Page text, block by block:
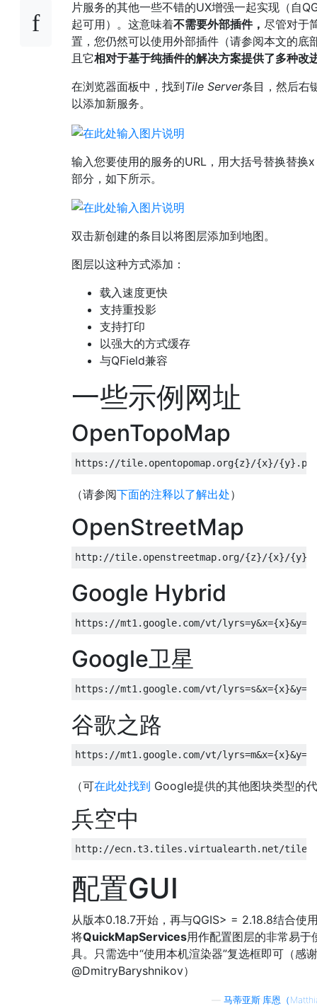
片服务的其他一些不错的UX增强一起实现（自
起可用）。这意味着不需要外部插件， 尽管对于
置，您仍然可以使用外部插件（请参阅本文的底
且它相对于基于纯插件的解决方案提供了多种改
在浏览器面板中，找到Tile Server条目，然后右
以添加新服务。
输入您要使用的服务的URL，用大括号替换替换
部分，如下所示。
双击新创建的条目以将图层添加到地图。
图层以这种方式添加：
载入速度更快
支持重投影
支持打印
以强大的方式缓存
与QField兼容
一些示例网址
OpenTopoMap
https : //tile.opentopomap.org{z}/{x}/
（请参阅下面的注释以了解出处）
OpenStreetMap
http: //tile.openstreetmap.org/{z}/{x}/
Google Hybrid
https : //mt1.google.com/vt/
Google卫星
https : //mt1.google.com/vt/
谷歌之路
https : //mt1.google.com/vt/
（可在此处找到 Google提供的其他图块类型的
兵空中
http: //ecn.t3.tiles.virtualearth.net/tiles/
配置GUI
从版本0.18.7开始，再与QGIS> = 2.18.8结合使
将QuickMapServices用作配置图层的非常易于
具。只需选中“使用本机渲染器”复选框即可（感谢
@DmitryBaryshnikov）
马蒂亚斯·库恩（